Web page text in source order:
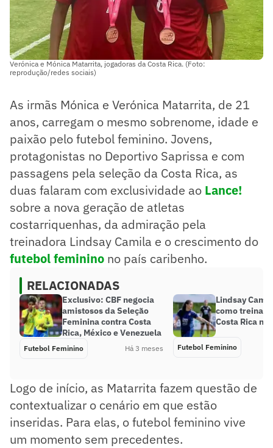
Verónica e Mónica Matarrita, jogadoras da Costa Rica. (Foto:
reprodução/redes sociais)
As irmãs Mónica e Verónica Matarrita, de 21
anos, carregam o mesmo sobrenome, idade e
paixão pelo futebol feminino. Jovens,
protagonistas no Deportivo Saprissa e com
passagens pela seleção da Costa Rica, as
duas falaram com exclusividade ao Lance!
sobre a nova geração de atletas
costarriquenhas, da admiração pela
treinadora Lindsay Camila e o crescimento do
futebol feminino no país caribenho.
RELACIONADAS
Exclusivo: CBF negocia
amistosos da Seleção
Feminina contra Costa
Rica, México e Venezuela
Futebol Feminino Há 3 meses
Lindsay
como
Costa Rica
Futebol Feminino
Logo de início, as Matarrita fazem questão de
contextualizar o cenário em que estão
inseridas. Para elas, o futebol feminino vive
um momento sem precedentes.